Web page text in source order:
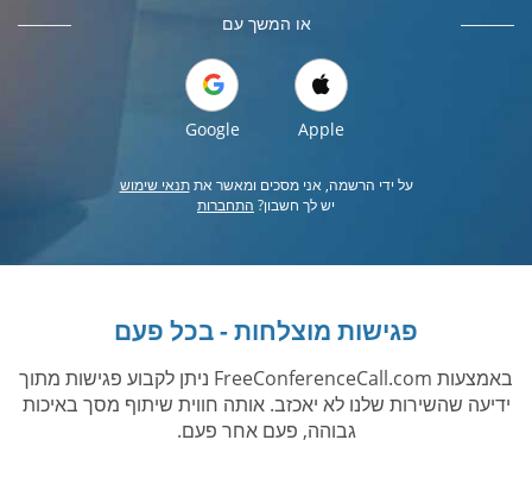
או המשך עם
Apple
Google
על ידי הרשמה, אני מסכים ומאשר אתתנאי שימוש
יש לך חשבון? התחברות
פגישות מוצלחות - בכל פעם
באמצעות FreeConferenceCall.com ניתן לקבוע פגישות מתוך
ידיעה שהשירות שלנו לא יאכזב. אותה חווית שיתוף מסך באיכות
גבוהה, פעם אחר פעם.